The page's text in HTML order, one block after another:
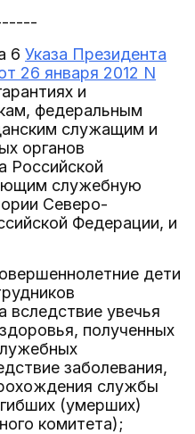
6 Указа Президента
26 января 2012 N
и
федеральным
служащим и
органов
Российской
служебную
Северо-
Федерации, и
дети
вследствие увечья
полученных
заболевания,
службы
(умерших)
комитета);